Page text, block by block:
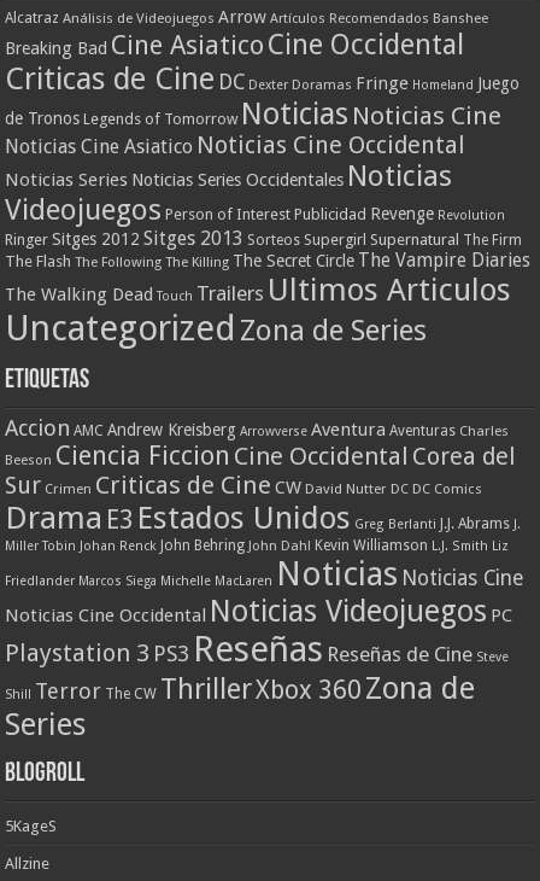
Alcatraz Análisis de Videojuegos Arrow Artículos Recomendados Banshee
Breaking Bad Cine AsiaticoCine Occidental
Criticas de Cine DC Dexter Doramas Fringe Homeland Juego
de Tronos Legends of Tomorrow Noticias Noticias Cine
Noticias Cine Asiatico Noticias Cine Occidental
Noticias Series Noticias Series Occidentales Noticias
Videojuegos Person of Interest Publicidad Revenge Revolution
Ringer Sitges 2012 Sitges 2013 Sorteos Supergirl Supernatural The Firm
The Flash The Following The Killing The Secret Circle The Vampire Diaries
The Walking Dead Touch Trailers Ultimos Articulos
Uncategorized Zona de Series
Etiquetas
Accion AMC Andrew Kreisberg Arrowverse Aventura Aventuras Charles
Beeson Ciencia Ficcion Cine Occidental Corea del
Sur Crimen Criticas de Cine CW David Nutter DC DC Comics
Drama E3 Estados Unidos Greg Berlanti J.J. Abrams J.
Miller Tobin Johan Renck John Behring John Dahl Kevin Williamson L.J. Smith Liz
Friedlander Marcos Siega Michelle MacLaren Noticias Noticias Cine
Noticias Cine Occidental Noticias Videojuegos PC
Playstation 3 PS3 Reseñas Reseñas de Cine Steve
Shill Terror The CW ThrillerXbox 360 Zona de
Series
Blogroll
5KageS
Allzine